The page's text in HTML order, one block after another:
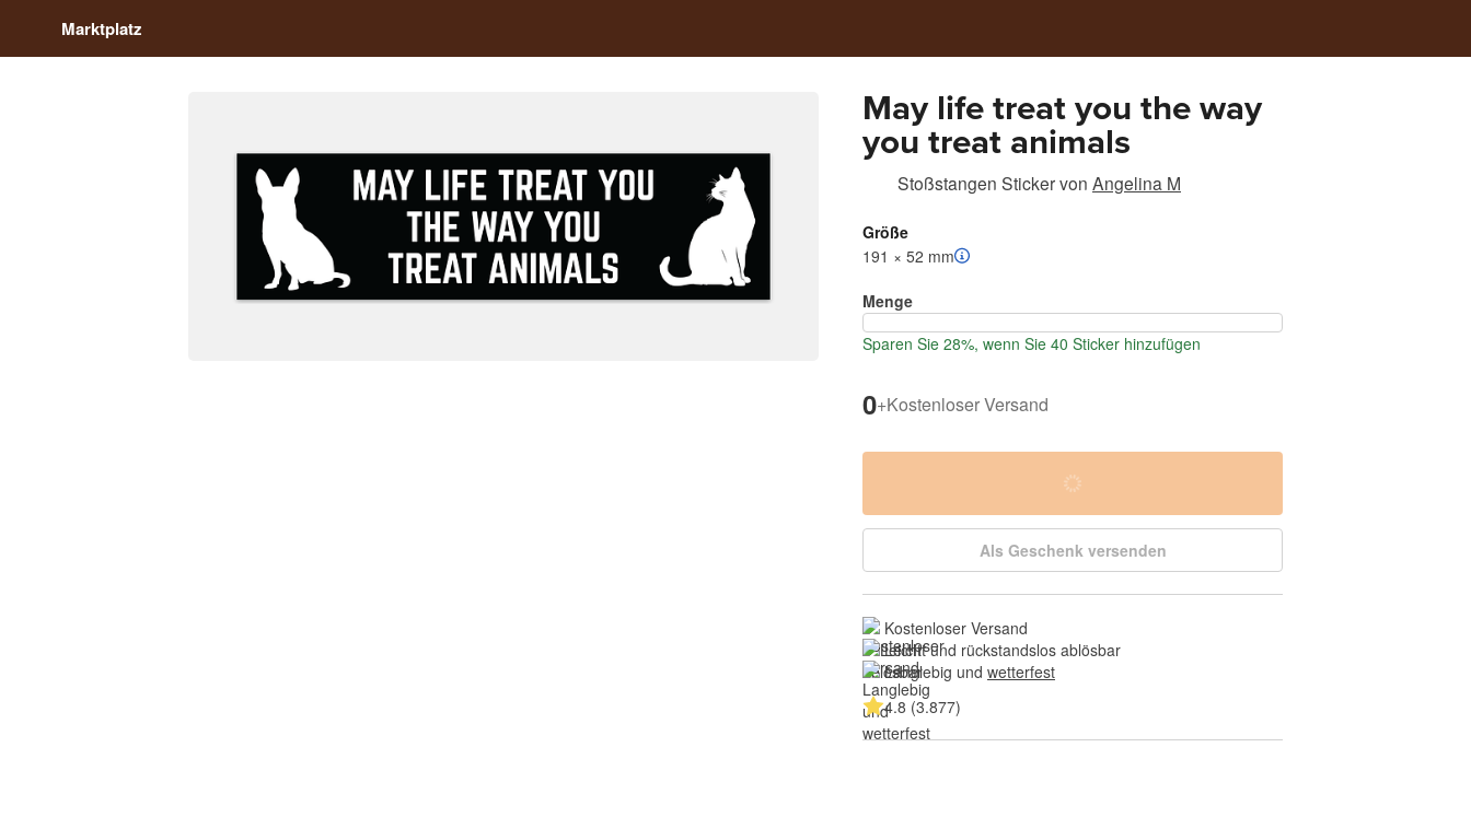
Marktplatz
May life treat you the way
you treat animals
Stoßstangen Stickervon Angelina M
Größe
191 × 52 mm
Menge
Sparen Sie 28%, wenn Sie 40 Sticker hinzufügen
0+Kostenloser Versand
Als Geschenk versenden
Kostenloser Versand
Leicht und rückstandslos ablösbar
Langlebig und wetterfest
4.8 (3.877)